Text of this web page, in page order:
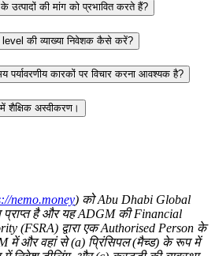
उत्पादों की मांग को प्रभावित करते हैं?
की व्याख्या निवेशक कैसे करें?
पर्यावरणीय कारकों पर विचार करना आवश्यक है?
शैक्षिक अस्वीकरण।
nemo.money) को Abu Dhabi Global
है और यह ADGM की Financial
(FSRA) द्वारा एक Authorised Person के
में और वहां से (a) प्रिंसिपल (मैच्ड) के रूप में